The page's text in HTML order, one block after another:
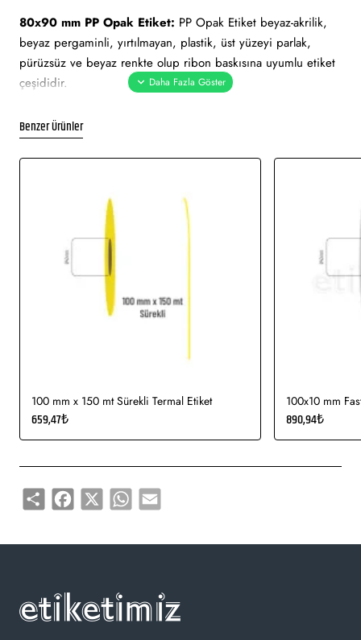
80x90 mm PP Opak Etiket: PP Opak Etiket beyaz-akrilik,
beyaz pergaminli, yırtılmayan, plastik, üst yüzeyi parlak,
pürüzsüz ve beyaz renkte olup ribon baskısına uyumlu etiket
çeşididir.
Yapışkan Türleri:
(Kuvvetli yapışkan tutkal), Nonperm (İz Bırakmayan yapışkanlı
tutkal), Deep frezee (Soğuğa dayanıklı yapışkanlı tutkal)
Kullanım Alanları:
Teknik makine ürün etiketi, demirbaş
etiketi, elektronik ürün etiketi, ürün etiketi. Yüksek ve düşük
sıcaklıklarda muhafaza edilmeye uygundur. Gıda etiketi vb.
amaçlar için sayısız sektör tarafından kullanımı söz konusudur.
Benzer Ürünler
100 mm x 150 mt Sürekli Termal Etiket
659,47₺
100x10 mm
890,94₺
Share Facebook
X WhatsApp
Email